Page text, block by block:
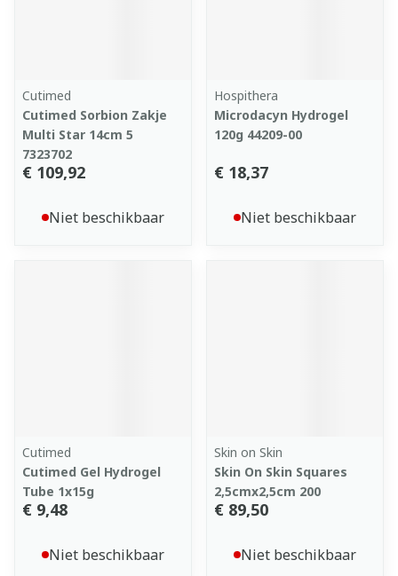
Cutimed
Cutimed Sorbion Zakje
Multi Star 14cm 5
7323702
€ 109,92
Niet beschikbaar
Hospithera
Microdacyn Hydrogel
120g 44209-00
€ 18,37
Niet beschikbaar
Cutimed
Cutimed Gel Hydrogel
Tube 1x15g
€ 9,48
Niet beschikbaar
Skin on Skin
Skin On Skin Squares
2,5cmx2,5cm 200
€ 89,50
Niet beschikbaar